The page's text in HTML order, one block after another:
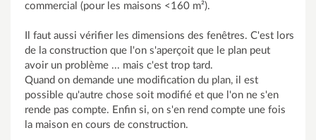
commercial (pour les maisons <160 m²).
Il faut aussi vérifier les dimensions des fenêtres. C'est lors
de la construction que l'on s'aperçoit que le plan peut
avoir un problème ... mais c'est trop tard.
Quand on demande une modification du plan, il est
possible qu'autre chose soit modifié et que l'on ne s'en
rende pas compte. Enfin si, on s'en rend compte une fois
la maison en cours de construction.